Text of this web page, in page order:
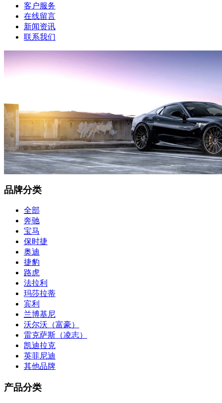
客户服务
在线留言
新闻资讯
联系我们
品牌分类
全部
奔驰
宝马
保时捷
奥迪
捷豹
路虎
法拉利
玛莎拉蒂
宾利
兰博基尼
沃尔沃（富豪）
雷克萨斯（凌志）
凯迪拉克
英菲尼迪
其他品牌
产品分类